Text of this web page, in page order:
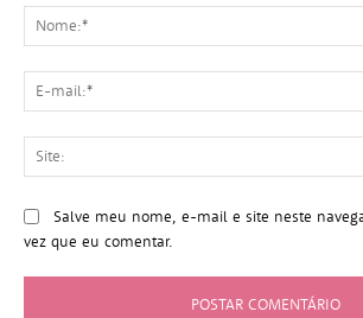
Salve meu nome, e-mail e site neste
vez que eu comentar.